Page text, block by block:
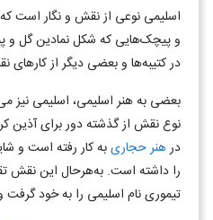
اسلیمی نوعی از نقش و نگار است
و پیچک‌هایی که شکل نمادین گل
در کتیبه‌ها و بعضی دیگر از
بعضی به هنر اسلیمی، اسلیمی نیز
نوع نقش از گذشته دور برای آذین
درهنر حجاری‌به کار رفته است و
را داشته است. به‌هرحال این نقش
تیموری نام اسلیمی را به خود گرفت